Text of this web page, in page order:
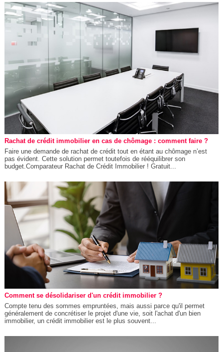
Rachat de crédit immobilier en cas de chômage : comment faire ?
Faire une demande de rachat de crédit tout en étant au chômage n’est
pas évident. Cette solution permet toutefois de rééquilibrer son
budget.Comparateur Rachat de Crédit Immobilier ! Gratuit...
Comment se désolidariser d'un crédit immobilier ?
Compte tenu des sommes empruntées, mais aussi parce qu'il permet
généralement de concrétiser le projet d'une vie, soit l'achat d'un bien
immobilier, un crédit immobilier est le plus souvent...